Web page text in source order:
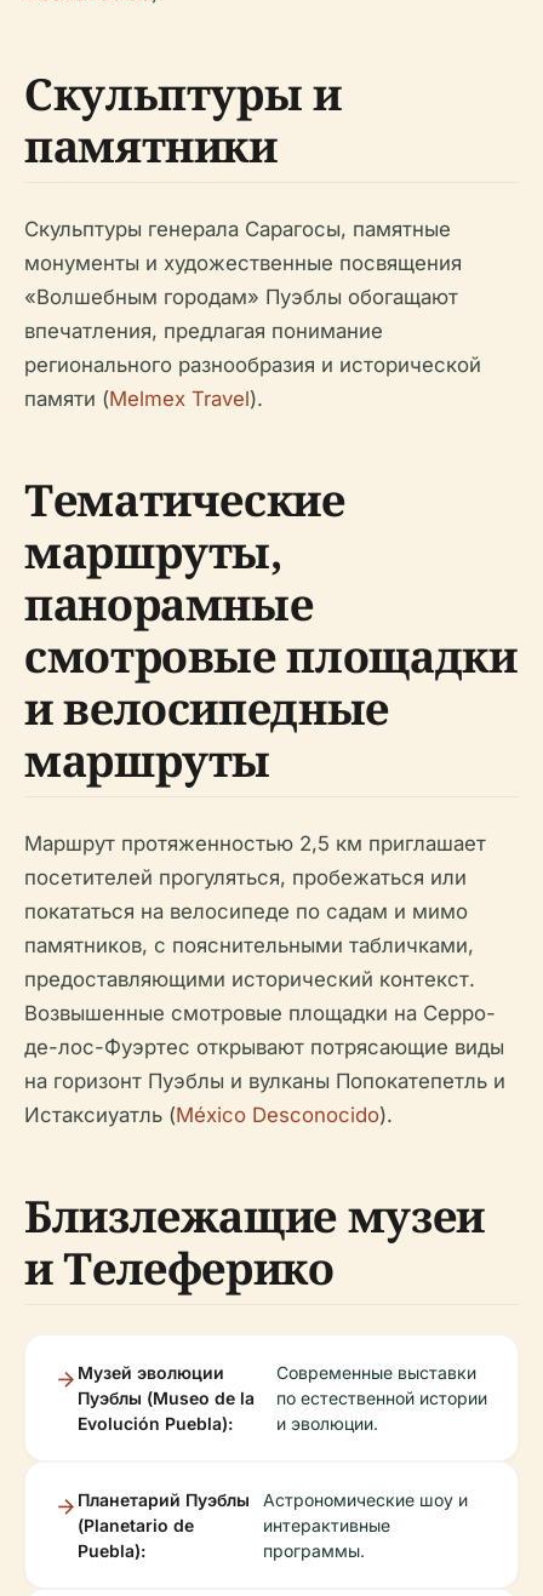
Скульптуры и
памятники
Скульптуры генерала Сарагосы, памятные
монументы и художественные посвящения
«Волшебным городам» Пуэблы обогащают
впечатления, предлагая понимание
регионального разнообразия и исторической
памяти (Melmex Travel).
Тематические
маршруты,
панорамные
смотровые площадки
и велосипедные
маршруты
Маршрут протяженностью 2,5 км приглашает
посетителей прогуляться, пробежаться или
покататься на велосипеде по садам и мимо
памятников, с пояснительными табличками,
предоставляющими исторический контекст.
Возвышенные смотровые площадки на Серро-
де-лос-Фуэртес открывают потрясающие виды
на горизонт Пуэблы и вулканы Попокатепетль и
Истаксиуатль (México Desconocido).
Близлежащие музеи
и Телеферико
Музей эволюции
Пуэблы (Museo de la
Evolución Puebla):
Современные выставки
по естественной истории
и эволюции.
Планетарий Пуэблы
(Planetario de
Puebla):
Астрономические шоу и
интерактивные
программы.